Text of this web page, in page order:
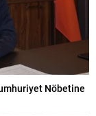
Nöbetine